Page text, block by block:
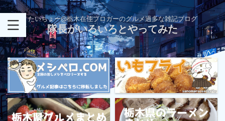
たいちょー@栃木在住ブロガーのグルメ過多な雑記ブログ
隊長がいろいろとやってみた